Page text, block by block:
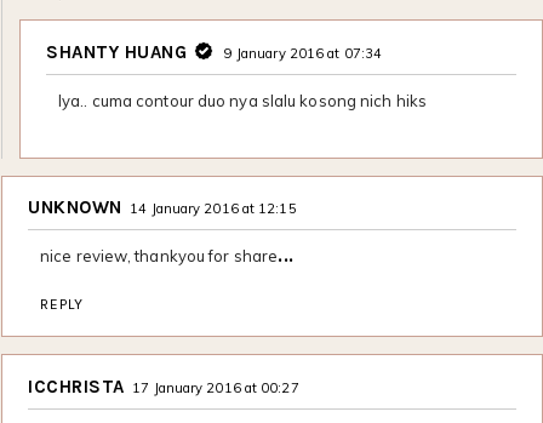
SHANTY HUANG 9 January 2016 at 07:34
Iya.. cuma contour duo nya slalu kosong nich hiks
UNKNOWN 14 January 2016 at 12:15
nice review, thankyou for share...
REPLY
ICCHRISTA 17 January 2016 at 00:27